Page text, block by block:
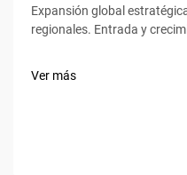
Expansión global
regionales. Entrada y
% anual, gracias en gran
Ver más